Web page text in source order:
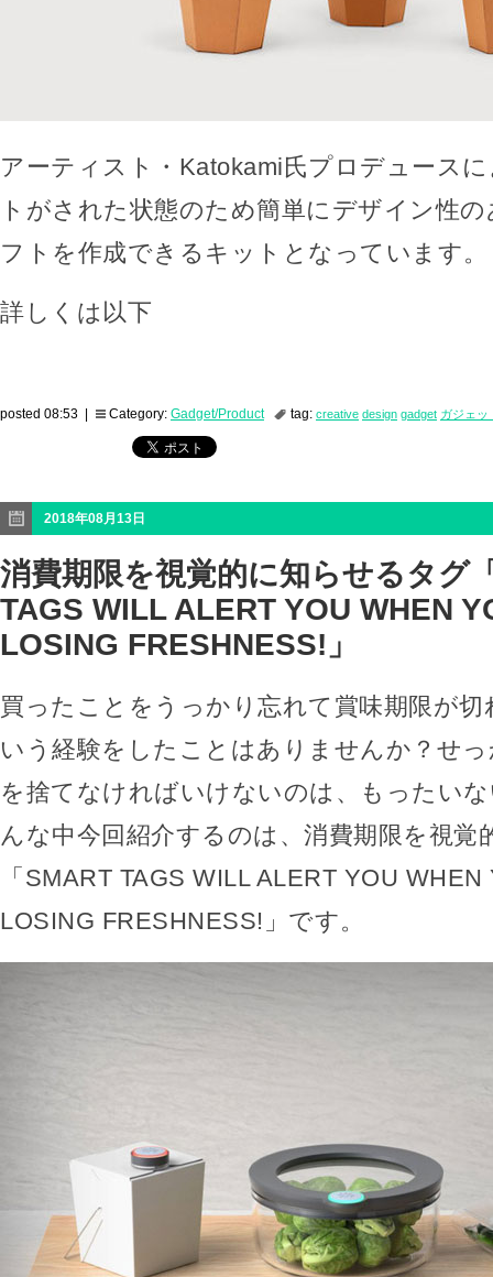
アーティスト・Katokami氏プロデュース
トがされた状態のため簡単にデザイン性
フトを作成できるキットとなっています。
詳しくは以下
posted 08:53 | Category: Gadget/Product tag: creative design gadget ガジェッ
2018年08月13日
消費期限を視覚的に知らせるタグ
TAGS WILL ALERT YOU WHEN
LOSING FRESHNESS!」
買ったことをうっかり忘れて賞味期限が
いう経験をしたことはありませんか？せ
を捨てなければいけないのは、もったい
んな中今回紹介するのは、消費期限を視覚
「SMART TAGS WILL ALERT YOU WHEN
LOSING FRESHNESS!」です。